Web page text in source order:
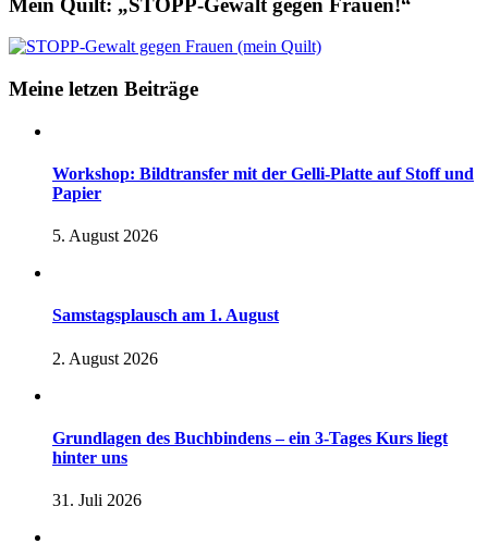
Meine letzen Beiträge
Workshop: Bildtransfer mit der Gelli-Platte auf Stoff und
Papier
5. August 2026
Samstagsplausch am 1. August
2. August 2026
Grundlagen des Buchbindens – ein 3-Tages Kurs liegt
hinter uns
31. Juli 2026